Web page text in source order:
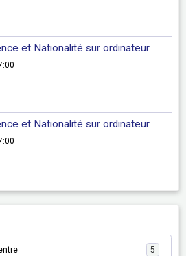
et Nationalité sur ordinateur
et Nationalité sur ordinateur
5